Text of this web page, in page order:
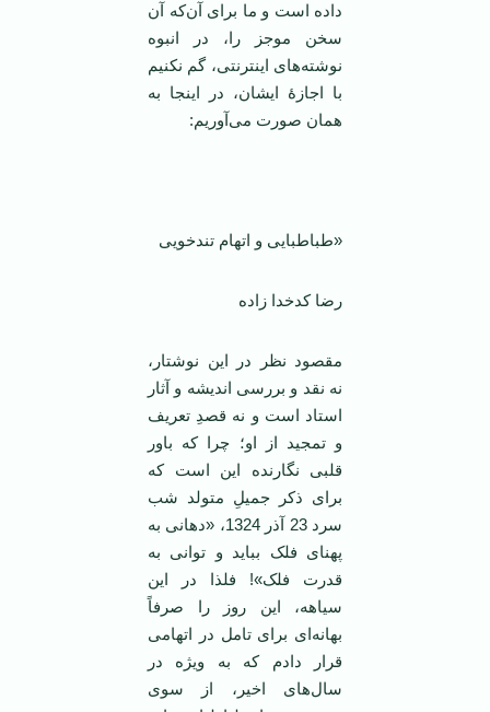
داده است و ما برای آن‌که آن
سخن موجز را، در انبوه
نوشته‌های اینترنتی، گم نکنیم
با اجازۀ ایشان، در اینجا به
همان صورت می‌آوریم:
«طباطبایی و اتهام تندخویی
رضا کدخدا زاده
مقصود نظر در این نوشتار،
نه نقد و بررسی اندیشه و آثار
استاد است و نه قصدِ تعریف
و تمجید از او؛ چرا که باور
قلبی نگارنده این است که
برای ذکر جمیلِ متولد شب
سرد 23 آذر 1324، «دهانی به
پهنای فلک بباید و توانی به
قدرت فلک»! فلذا در این
سیاهه، این روز را صرفاً
بهانه‌ای برای تامل در اتهامی
قرار دادم که به ویژه در
سال‌های اخیر، از سوی